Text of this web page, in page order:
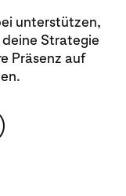
unterstützen,
Strategie
Präsenz auf